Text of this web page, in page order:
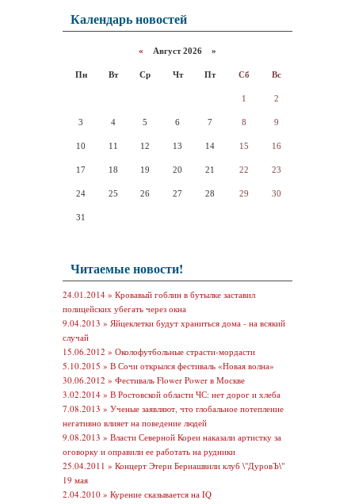
Календарь новостей
« Август 2026 »
Пн Вт Ср Чт Пт Сб Вс
1 2
3 4 5 6 7 8 9
10 11 12 13 14 15 16
17 18 19 20 21 22 23
24 25 26 27 28 29 30
31
Читаемые новости!
24.01.2014 » Кровавый гоблин в бутылке заставил
полицейских убегать через окна
9.04.2013 » Яйцеклетки будут храниться дома - на всякий
случай
15.06.2012 » Околофутбольные страсти-мордасти
5.10.2015 » В Сочи открылся фестиваль «Новая волна»
30.06.2012 » Фестиваль Flower Power в Москве
3.02.2014 » В Ростовской области ЧС: нет дорог и хлеба
7.08.2013 » Ученые заявляют, что глобальное потепление
негативно влияет на поведение людей
9.08.2013 » Власти Северной Кореи наказали артистку за
оговорку и оправили ее работать на рудники
25.04.2011 » Концерт Этери Бериашвили клуб \"ДуровЪ\"
19 мая
2.04.2010 » Курение сказывается на IQ